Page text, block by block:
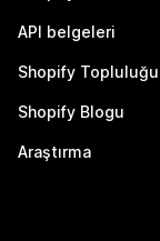
API belgeleri
Shopify Topluluğu
Shopify Blogu
Araştırma